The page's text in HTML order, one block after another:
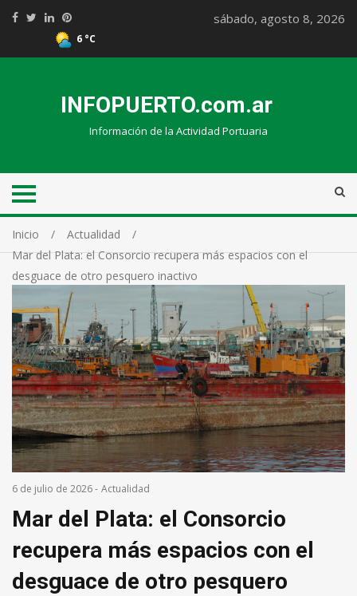
6 °C
sábado, agosto 8, 2026
INFOPUERTO.com.ar
Información de la Actividad Portuaria
Inicio
Actualidad
Mar del Plata: el Consorcio recupera más espacios con el
desguace de otro pesquero inactivo
6 de julio de 2026- Actualidad
Mar del Plata: el Consorcio
recupera más espacios con el
desguace de otro pesquero